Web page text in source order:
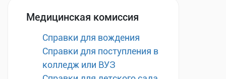
Медицинская комиссия
Справки для вождения
Справки для поступления в
колледж или ВУЗ